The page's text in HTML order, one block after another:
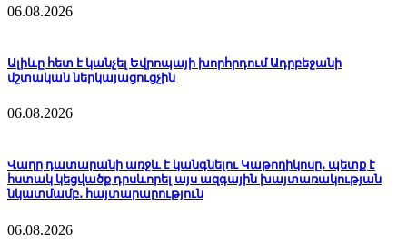
06.08.2026
Ալիևը հետ է կանչել Եվրոպայի խորհրդում Ադրբեջանի
մշտական ներկայացուցչին
06.08.2026
Վաղը դատարանի առջև է կանգնելու Կաթողիկոսը․ պետք է
հստակ կեցվածք դրսևորել այս ազգային խայտառակության
նկատմամբ․ հայտարարություն
06.08.2026